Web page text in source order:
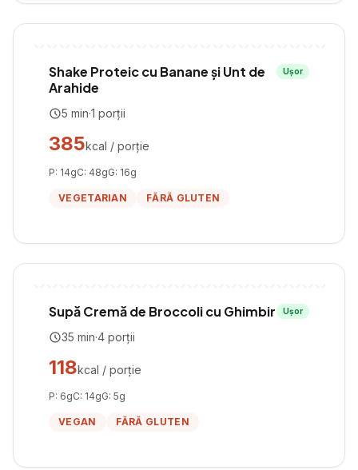
Shake Proteic cu Banane și Unt de
Arahide
Ușor
5 min·1 porții
385kcal / porție
P: 14gC: 48gG: 16g
VEGETARIAN FĂRĂ GLUTEN
Supă Cremă de Broccoli cu Ghimbir Ușor
35 min·4 porții
118kcal / porție
P: 6gC: 14gG: 5g
VEGAN FĂRĂ GLUTEN